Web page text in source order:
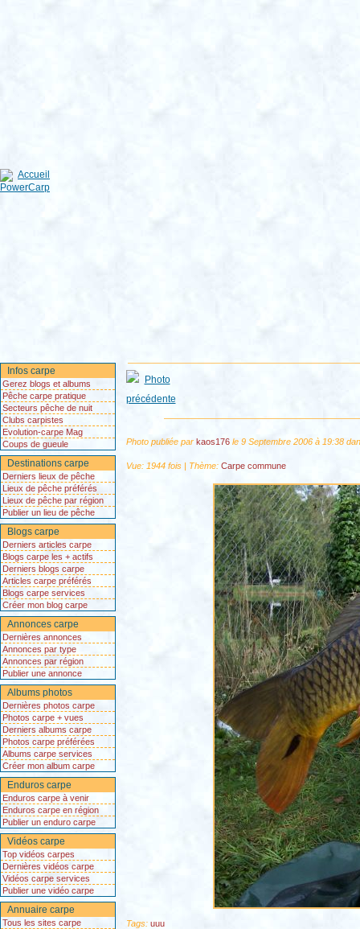
Infos carpe
Gerez blogs et albums
Pêche carpe pratique
Secteurs pêche de nuit
Clubs carpistes
Evolution-carpe Mag
Coups de gueule
Destinations carpe
Derniers lieux de pêche
Lieux de pêche préférés
Lieux de pêche par région
Publier un lieu de pêche
Blogs carpe
Derniers articles carpe
Blogs carpe les + actifs
Derniers blogs carpe
Articles carpe préférés
Blogs carpe services
Créer mon blog carpe
Annonces carpe
Dernières annonces
Annonces par type
Annonces par région
Publier une annonce
Albums photos
Dernières photos carpe
Photos carpe + vues
Derniers albums carpe
Photos carpe préférées
Albums carpe services
Créer mon album carpe
Enduros carpe
Enduros carpe à venir
Enduros carpe en région
Publier un enduro carpe
Vidéos carpe
Top vidéos carpes
Dernières vidéos carpe
Vidéos carpe services
Publier une vidéo carpe
Annuaire carpe
Tous les sites carpe
Photo publiée par kaos176le 9 Septembre 2006 à 19:38
Vue: 1944 fois | Thème: Carpe commune
Tags: uuu